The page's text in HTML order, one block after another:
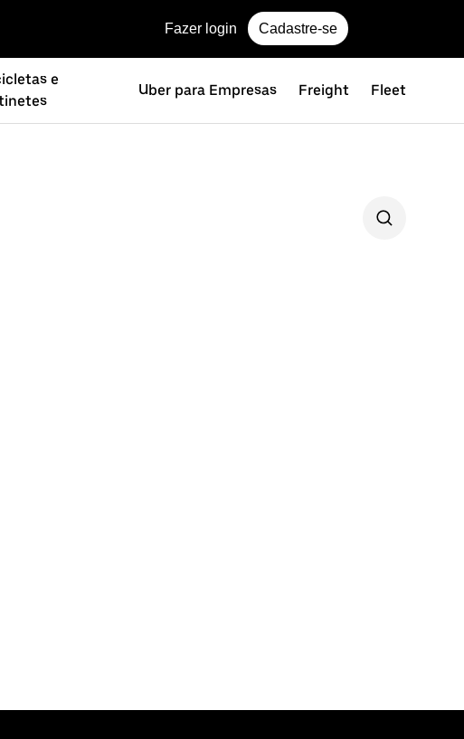
Fazer login Cadastre-se
e
Uber para Empresas Freight Fleet